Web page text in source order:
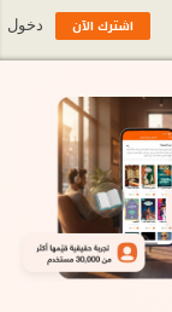
اشترك الآن دخول